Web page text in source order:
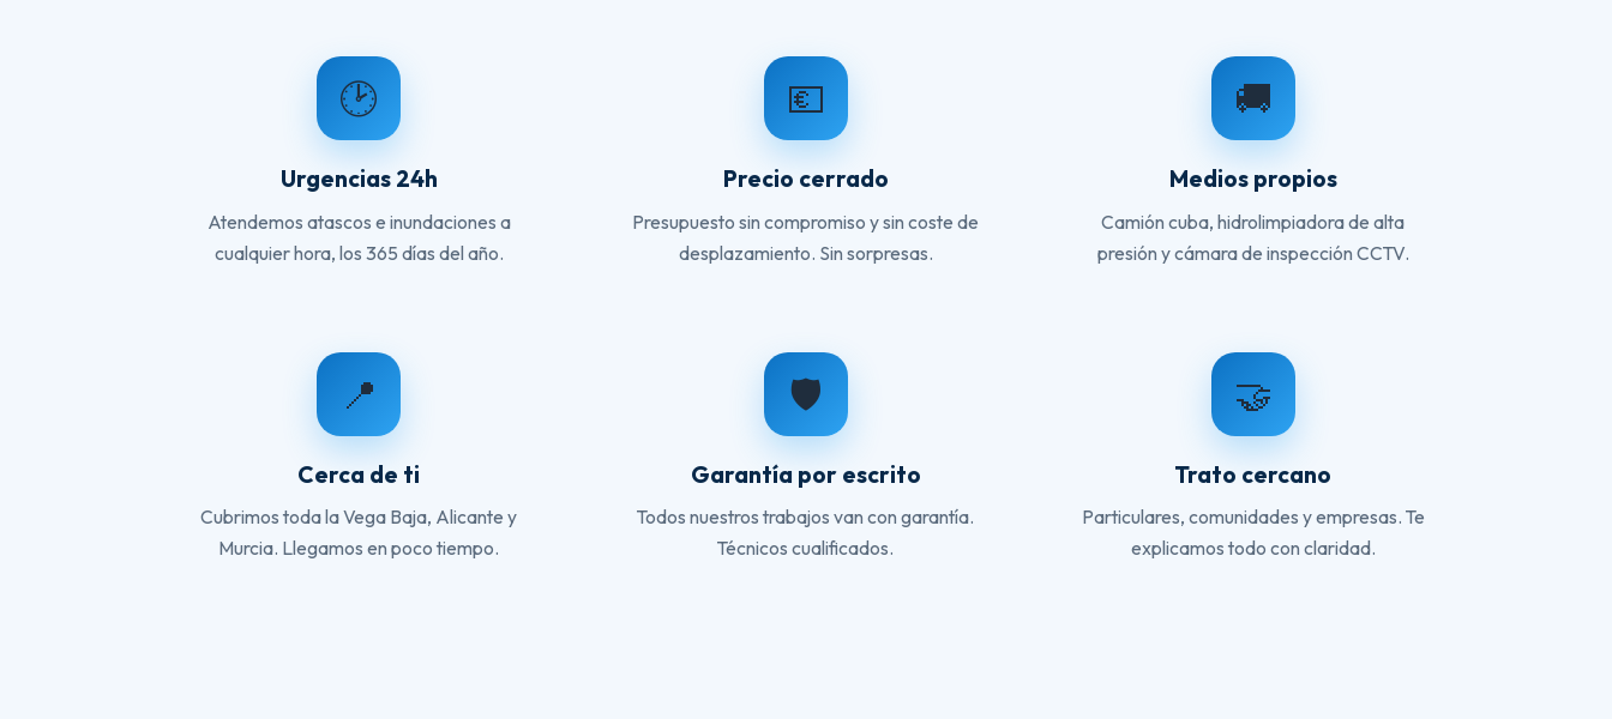
🕑
Urgencias 24h
Atendemos atascos e inundaciones a
cualquier hora, los 365 días del año.
💶
Precio cerrado
Presupuesto sin compromiso y sin coste de
desplazamiento. Sin sorpresas.
🚚
Medios propios
Camión cuba, hidrolimpiadora de alta
presión y cámara de inspección CCTV.
📍
Cerca de ti
Cubrimos toda la Vega Baja, Alicante y
Murcia. Llegamos en poco tiempo.
🛡️
Garantía por escrito
Todos nuestros trabajos van con garantía.
Técnicos cualificados.
🤝
Trato cercano
Particulares, comunidades y empresas. Te
explicamos todo con claridad.